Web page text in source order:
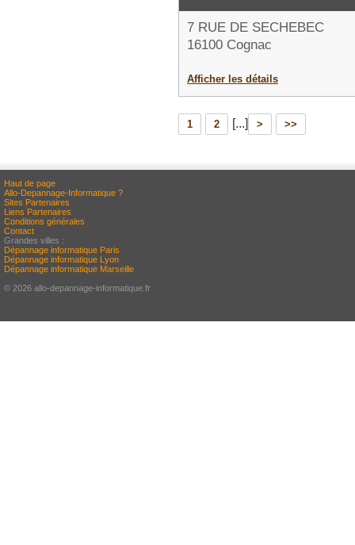
7 RUE DE SECHEBEC
16100 Cognac
Afficher les détails
1 2 [...] > >>
Haut de page
Allo-Depannage-Informatique ?
Sites Partenaires
Liens Partenaires
Conditions générales
Contact
Grandes villes :
Dépannage informatique Paris
Dépannage informatique Lyon
Dépannage informatique Marseille
© 2026 allo-depannage-informatique.fr